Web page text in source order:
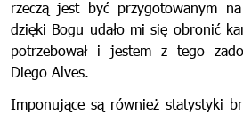
rzeczą jest być przygotowanym
dzięki Bogu udało mi się obronić
potrzebował i jestem z tego
Diego Alves.
Imponujące są również statystyki